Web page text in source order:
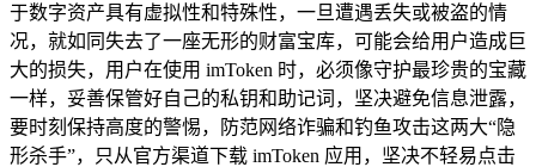
于数字资产具有虚拟性和特殊性，一旦遭遇丢失或被盗的情
况，就如同失去了一座无形的财富宝库，可能会给用户造成巨
大的损失，用户在使用 imToken 时，必须像守护最珍贵的宝藏
一样，妥善保管好自己的私钥和助记词，坚决避免信息泄露，
要时刻保持高度的警惕，防范网络诈骗和钓鱼攻击这两大“隐
形杀手”，只从官方渠道下载 imToken 应用，坚决不轻易点击